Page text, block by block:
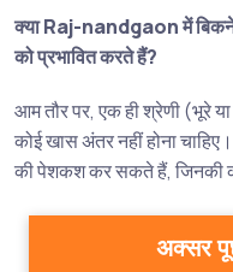
क्या Raj-nandgaon में बिकने
को प्रभावित करते हैं?
आम तौर पर, एक ही श्रेणी (भूरे
कोई खास अंतर नहीं होना
की पेशकश कर सकते हैं, जिनकी
अक्सर